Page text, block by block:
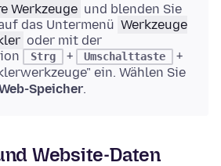
Werkzeuge und blenden Sie
das Untermenü Werkzeuge
oder mit der
Strg + Umschalttaste +
ein. Wählen Sie
Speicher.
Website-Daten